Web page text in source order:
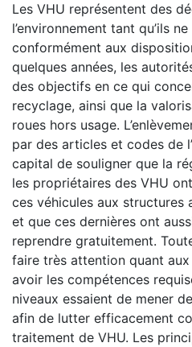
Les VHU représentent des
l’environnement tant qu’ils
conformément aux
quelques années, les
des objectifs en ce qui
recyclage, ainsi que la
roues hors usage.
par des articles et codes de
capital de souligner que la
les propriétaires des VHU
ces véhicules aux structures
et que ces dernières ont
reprendre gratuitement.
faire très attention quant
avoir les compétences
niveaux essaient de mener
afin de lutter efficacement
traitement de VHU. Les